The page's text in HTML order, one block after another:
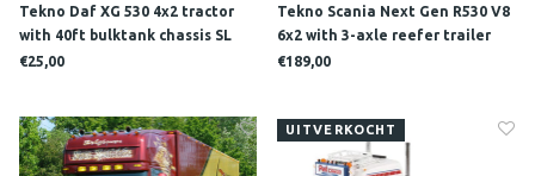
Tekno Daf XG 530 4x2 tractor
with 40ft bulktank chassis SL
LOGISTICS
€25,00
Tekno Scania Next Gen R530 V8
6x2 with 3-axle reefer trailer
CIBATRANS
€189,00
UITVERKOCHT